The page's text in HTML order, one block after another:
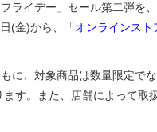
ライデー」セール第二弾を
(金)から、「オンラインスト
に、対象商品は数量限定で
す。また、店舗によって取